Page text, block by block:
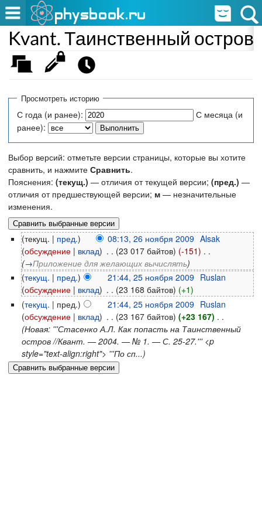
Kvant. Таинственный
Просмотреть историю
С года (и ранее):
С месяца (и
ранее):
Выбор версий: отметьте версии страницы, которые вы хотите
сравнить, и нажмите Сравнить.
Пояснения: (текущ.) — отличия от текущей версии; (пред.) —
отличия от предшествующей версии; м — незначительные
изменения.
(текущ. | пред.) 08:13, 26 ноября 2009 Alsak
(обсуждение | вклад) . . (23 017 байтов) (-151) . .
(→Приложение для желающих вычислять)
(текущ. | пред.) 21:44, 25 ноября 2009 Ruslan
(обсуждение | вклад) . . (23 168 байтов) (+1)
(текущ. | пред.) 21:44, 25 ноября 2009 Ruslan
(обсуждение | вклад) . . (23 167 байтов) (+23 167) . .
(Новая: '''Стасенко А.Л. Как попасть на Таинственный
остров //Квант. — 2004. — № 1. — С. 25-27.''' <p
style="text-align:right"> '''По сп...)